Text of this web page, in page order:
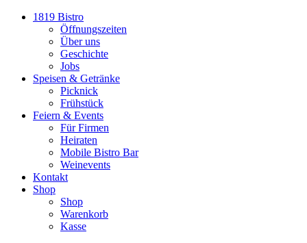
1819 Bistro
Öffnungszeiten
Über uns
Geschichte
Jobs
Speisen & Getränke
Picknick
Frühstück
Feiern & Events
Für Firmen
Heiraten
Mobile Bistro Bar
Weinevents
Kontakt
Shop
Shop
Warenkorb
Kasse